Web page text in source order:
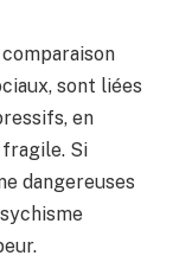
sont liées
en
Si
dangereuses